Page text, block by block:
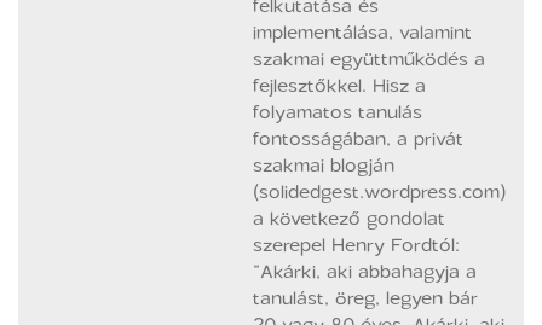
implementálása, valamint
szakmai együttműködés a
fejlesztőkkel. Hisz a
folyamatos tanulás
fontosságában, a privát
szakmai blogján
(solidedgest.wordpress.com)
a következő gondolat
szerepel Henry Fordtól:
“Akárki, aki abbahagyja a
tanulást, öreg, legyen bár